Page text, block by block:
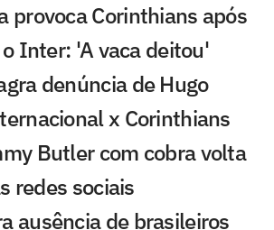
provoca Corinthians após
Inter: 'A vaca deitou'
denúncia de Hugo
x Corinthians
Butler com cobra volta
redes sociais
ausência de brasileiros